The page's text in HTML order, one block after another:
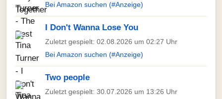
Bei Amazon suchen (#Anzeige)
I Don't Wanna Lose You
Zuletzt gespielt: 02.08.2026 um 02:27 Uhr
Bei Amazon suchen (#Anzeige)
Two people
Zuletzt gespielt: 30.07.2026 um 13:26 Uhr